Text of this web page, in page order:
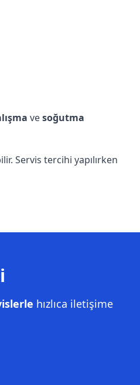
vesoğutma
Servis tercihi yapılırken
hızlıca iletişime